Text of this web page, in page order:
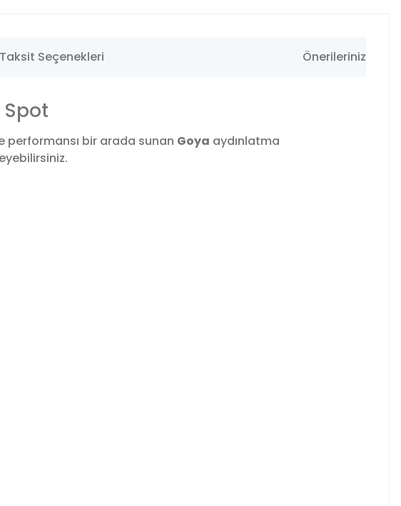
Taksit Seçenekleri Önerileriniz
Spot
performansı bir arada sunan Goya aydınlatma